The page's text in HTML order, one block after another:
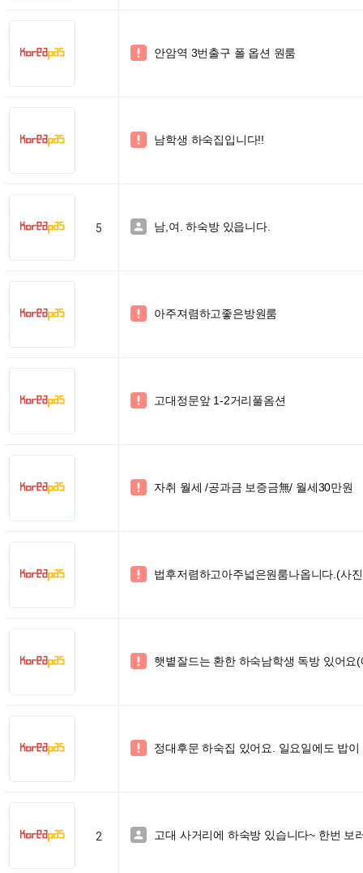
 안암역 3번출구 폴 옵션 원룸
 남학생 하숙집입니다!!
5  남,여. 하숙방 있읍니다.
 아주져렴하고좋은방원룸
 고대정문앞 1-2거리풀옴션
 자취 월세 /공과금 보증금無/ 월세30만원
 법후저렴하고아주넓은원룸나옵니다.(사
 햇볕잘드는 환한 하숙남학생 독방 있어요
 정대후문 하숙집 있어요. 일요일에도 밥이
2  고대 사거리에 하숙방 있습니다~ 한번 보